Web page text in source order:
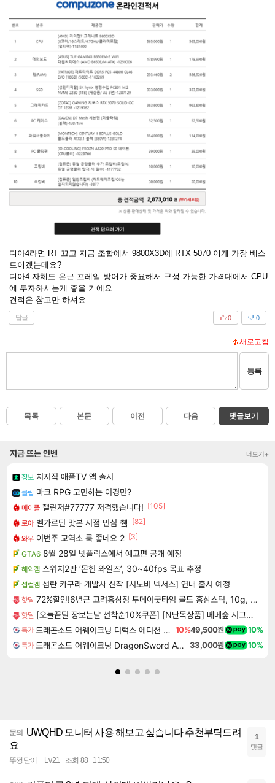
디아4라면 RT 끄고 지금 조합에서 9800X3D에 RTX 5070 이게 가장 베스
트이겠는데요?
디아4 자체도 은근 프레임 방어가 중요해서 구성 가능한 가격대에서 CPU
에 투자하시는게 좋을 거에요
견적은 참고만 하셔요
답글 0
0
새로고침
등록
목록 본문 이전 다음 댓글보기
지금 뜨는 인벤 더보기+
정보 치지직 애플TV 앱 출시
클립 마크 RPG 고민하는 이경민?
메이플 챌린저#77777 저격했습니다! [105]
로아 벨가르딘 맛본 시점 민심 췤
[82]
와우 이번주 교역소 룩 좋네요 2 [3]
GTA6 8월 28일 넷플릭스에서 예고편 공개 예정
해외겜 스위치2판 ‘몬헌 와일즈’, 30~40fps 목표 추정
섭컬겜 섬란 카구라 개발사 신작 [시노비 넥서스] 연내 출시 예정
핫딜 72%할인!6년근 고려홍삼정 투데이굿타임 골드 홍삼스틱, 10g, 300포
핫딜 [오늘끝딜 장보는날 선착순10%쿠폰] [N단독상품] 베베숲 시그니처 블랙 헤리티지 66매 캡 20팩 / 85평량 빅사이즈 프리미엄 비건 신생아 아기물티슈
특가 드래곤소드 어웨이크닝 디럭스 에디션 DragonSword Awakening Deluxe Edition 10%49,500원 10%
특가 드래곤소드 어웨이크닝 DragonSword Awakening 33,000원 10%
문의
UWQHD 모니터 사용 해보고 싶습니다 추천부탁드려
요
뚜껑닫어 Lv.21 조회 88 11:50
1
댓글